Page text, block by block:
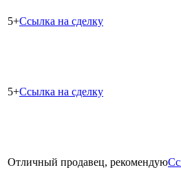
5+Ссылка на сделку
5+Ссылка на сделку
Отличный продавец, рекомендую